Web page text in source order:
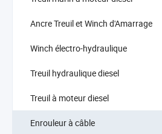
Ancre Treuil et Winch d'Amarrage
Winch électro-hydraulique
Treuil hydraulique diesel
Treuil à moteur diesel
Enrouleur à câble